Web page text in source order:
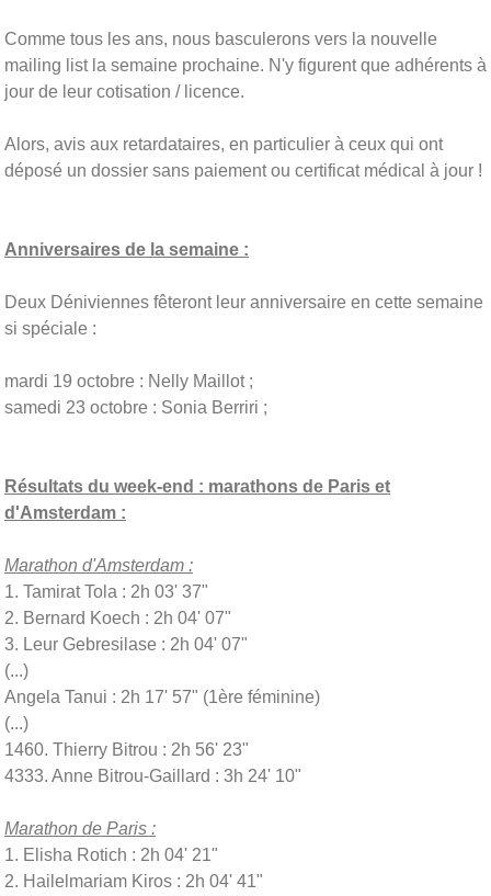
Comme tous les ans, nous basculerons vers la nouvelle
mailing list la semaine prochaine. N'y figurent que adhérents à
jour de leur cotisation / licence.
Alors, avis aux retardataires, en particulier à ceux qui ont
déposé un dossier sans paiement ou certificat médical à jour !
Anniversaires de la semaine :
Deux Déniviennes fêteront leur anniversaire en cette semaine
si spéciale :
mardi 19 octobre : Nelly Maillot ;
samedi 23 octobre : Sonia Berriri ;
Résultats du week-end : marathons de Paris et
d'Amsterdam :
Marathon d'Amsterdam :
1. Tamirat Tola : 2h 03' 37"
2. Bernard Koech : 2h 04' 07"
3. Leur Gebresilase : 2h 04' 07"
(...)
Angela Tanui : 2h 17' 57" (1ère féminine)
(...)
1460. Thierry Bitrou : 2h 56' 23"
4333. Anne Bitrou-Gaillard : 3h 24' 10"
Marathon de Paris :
1. Elisha Rotich : 2h 04' 21"
2. Hailelmariam Kiros : 2h 04' 41"